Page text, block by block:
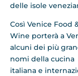
delle isole
Così Venice Food
Wine porterà a
alcuni dei più
nomi della cucina
italiana e